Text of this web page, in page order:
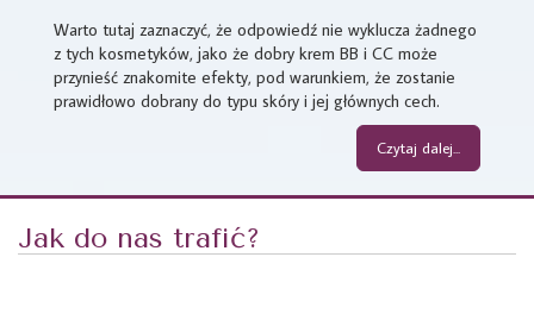
Warto tutaj zaznaczyć, że odpowiedź nie wyklucza żadnego
z tych kosmetyków, jako że dobry krem BB i CC może
przynieść znakomite efekty, pod warunkiem, że zostanie
prawidłowo dobrany do typu skóry i jej głównych cech.
Czytaj dalej...
Jak do nas trafić?